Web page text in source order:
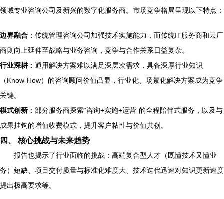
领域专业咨询公司及新兴的数字化服务商。市场竞争格局呈现以下特点：
边界融合 ：传统管理咨询公司加强技术实施能力，而传统IT服务商和云厂
商则向上延伸至战略与业务咨询，竞争与合作关系日益复杂。
行业深耕：通用解决方案难以满足深层次需求，具备深厚行业知识
（Know-How）的咨询顾问价值凸显，行业化、场景化解决方案成为竞争
关键。
模式创新 ：部分服务商探索“咨询+实施+运营”的全程陪伴式服务，以及与
成果挂钩的增值收费模式，提升客户粘性与价值共创。
四、 核心挑战与未来趋势
报告也揭示了行业面临的挑战：高端复合型人才（既懂技术又懂业
务）短缺、项目交付质量与标准化难度大、技术迭代迅速对知识更新速度
提出极高要求等。